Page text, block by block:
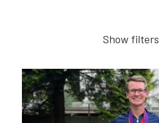
Show filters